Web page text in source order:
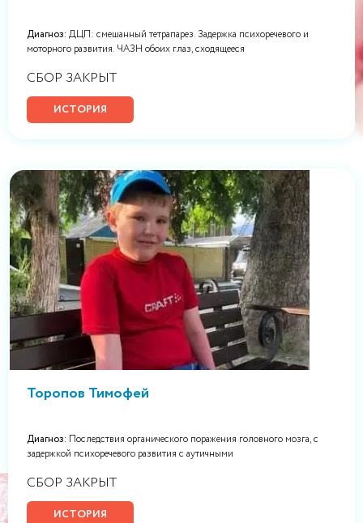
Диагноз: ДЦП: смешанный тетрапарез. Задержка психоречевого и
моторного развития. ЧАЗН обоих глаз, сходящееся
СБОР ЗАКРЫТ
ИСТОРИЯ
Торопов Тимофей
Диагноз: Последствия органического поражения головного мозга, с
задержкой психоречевого развития с аутичными
СБОР ЗАКРЫТ
ИСТОРИЯ